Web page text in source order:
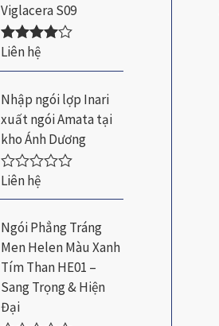
Viglacera S09
Được xếp
Liên hệ
Nhập ngói lợp Inari
xuất ngói Amata tại
kho Ánh Dương
Đ
c
x
ế
p
h
ạ
n
g
Liên hệ
Ngói Phẳng Tráng
Men Helen Màu Xanh
Tím Than HE01 –
Sang Trọng & Hiện
Đại